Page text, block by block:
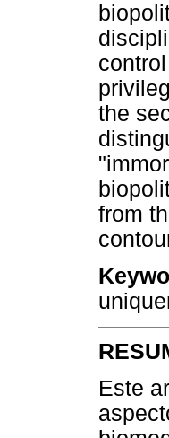
the
from
Este